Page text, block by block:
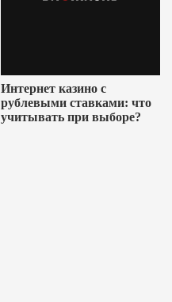
Интернет казино с
рублевыми ставками: что
учитывать при выборе?